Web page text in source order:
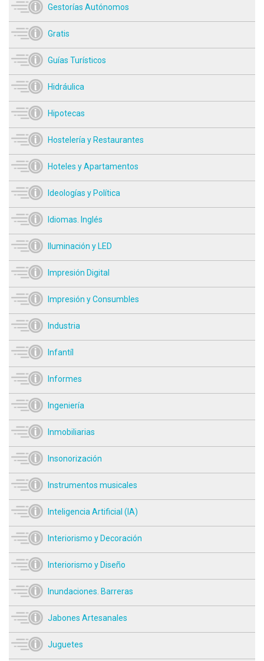
Gestorías Autónomos
Gratis
Guías Turísticos
Hidráulica
Hipotecas
Hostelería y Restaurantes
Hoteles y Apartamentos
Ideologías y Política
Idiomas. Inglés
Iluminación y LED
Impresión Digital
Impresión y Consumbles
Industria
Infantíl
Informes
Ingeniería
Inmobiliarias
Insonorización
Instrumentos musicales
Inteligencia Artificial (IA)
Interiorismo y Decoración
Interiorismo y Diseño
Inundaciones. Barreras
Jabones Artesanales
Juguetes